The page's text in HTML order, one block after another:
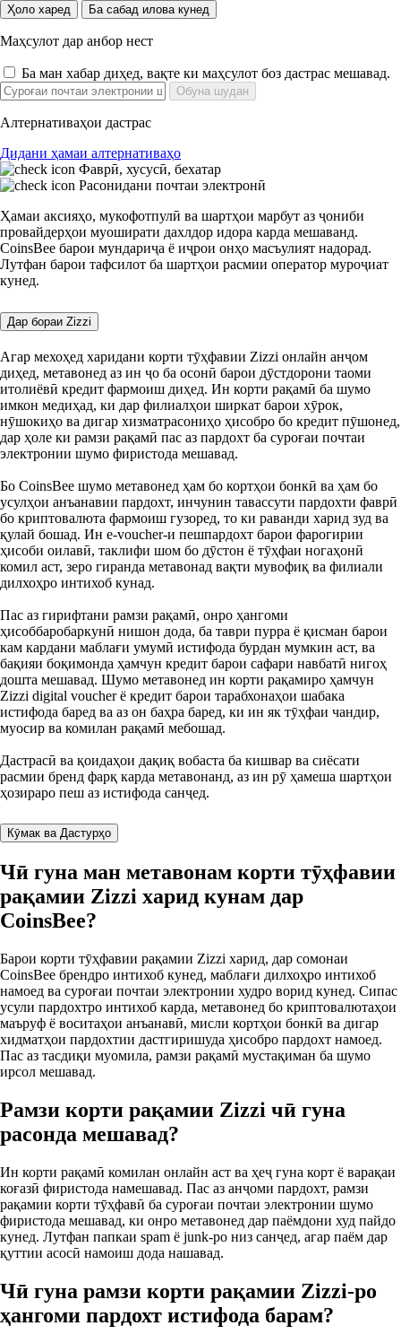
Ҳоло харед Ба сабад илова кунед
Маҳсулот дар анбор нест
Ба ман хабар диҳед, вақте ки маҳсулот боз дастрас мешавад.
Обуна шудан
Алтернативаҳои дастрас
Дидани ҳамаи алтернативаҳо
Фаврӣ, хусусӣ, бехатар
Расонидани почтаи электронӣ
Ҳамаи аксияҳо, мукофотпулӣ ва шартҳои марбут аз ҷониби
провайдерҳои муоширати дахлдор идора карда мешаванд.
CoinsBee барои мундариҷа ё иҷрои онҳо масъулият надорад.
Лутфан барои тафсилот ба шартҳои расмии оператор муроҷиат
кунед.
Дар бораи Zizzi
Агар мехоҳед харидани корти тӯҳфавии Zizzi онлайн анҷом
диҳед, метавонед аз ин ҷо ба осонӣ барои дӯстдорони таоми
итолиёвӣ кредит фармоиш диҳед. Ин корти рақамӣ ба шумо
имкон медиҳад, ки дар филиалҳои ширкат барои хӯрок,
нӯшокиҳо ва дигар хизматрасониҳо ҳисобро бо кредит пӯшонед,
дар ҳоле ки рамзи рақамӣ пас аз пардохт ба суроғаи почтаи
электронии шумо фиристода мешавад.
Бо CoinsBee шумо метавонед ҳам бо кортҳои бонкӣ ва ҳам бо
усулҳои анъанавии пардохт, инчунин тавассути пардохти фаврӣ
бо криптовалюта фармоиш гузоред, то ки раванди харид зуд ва
қулай бошад. Ин e‑voucher‑и пешпардохт барои фарогирии
ҳисоби оилавӣ, таклифи шом бо дӯстон ё тӯҳфаи ногаҳонӣ
комил аст, зеро гиранда метавонад вақти мувофиқ ва филиали
дилхоҳро интихоб кунад.
Пас аз гирифтани рамзи рақамӣ, онро ҳангоми
ҳисоббаробаркунӣ нишон дода, ба таври пурра ё қисман барои
кам кардани маблағи умумӣ истифода бурдан мумкин аст, ва
бақияи боқимонда ҳамчун кредит барои сафари навбатӣ нигоҳ
дошта мешавад. Шумо метавонед ин корти рақамиро ҳамчун
Zizzi digital voucher ё кредит барои тарабхонаҳои шабака
истифода баред ва аз он баҳра баред, ки ин як тӯҳфаи чандир,
муосир ва комилан рақамӣ мебошад.
Дастрасӣ ва қоидаҳои дақиқ вобаста ба кишвар ва сиёсати
расмии бренд фарқ карда метавонанд, аз ин рӯ ҳамеша шартҳои
ҳозираро пеш аз истифода санҷед.
Кӯмак ва Дастурҳо
Чӣ гуна ман метавонам корти тӯҳфавии
рақамии Zizzi харид кунам дар
CoinsBee?
Барои корти тӯҳфавии рақамии Zizzi харид, дар сомонаи
CoinsBee брендро интихоб кунед, маблағи дилхоҳро интихоб
намоед ва суроғаи почтаи электронии худро ворид кунед. Сипас
усули пардохтро интихоб карда, метавонед бо криптовалютаҳои
маъруф ё воситаҳои анъанавӣ, мисли кортҳои бонкӣ ва дигар
хидматҳои пардохтии дастгиришуда ҳисобро пардохт намоед.
Пас аз тасдиқи муомила, рамзи рақамӣ мустақиман ба шумо
ирсол мешавад.
Рамзи корти рақамии Zizzi чӣ гуна
расонда мешавад?
Ин корти рақамӣ комилан онлайн аст ва ҳеҷ гуна корт ё варақаи
коғазӣ фиристода намешавад. Пас аз анҷоми пардохт, рамзи
рақамии корти тӯҳфавӣ ба суроғаи почтаи электронии шумо
фиристода мешавад, ки онро метавонед дар паёмдони худ пайдо
кунед. Лутфан папкаи spam ё junk‑ро низ санҷед, агар паём дар
қуттии асосӣ намоиш дода нашавад.
Чӣ гуна рамзи корти рақамии Zizzi‑ро
ҳангоми пардохт истифода барам?